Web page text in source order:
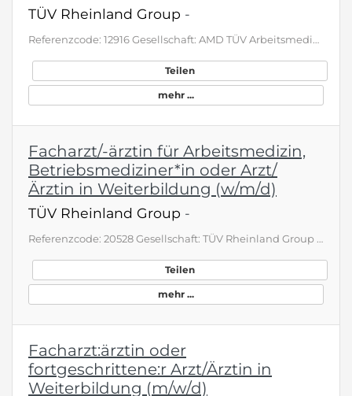
TÜV Rheinland Group -
Referenzcode: 12916 Gesellschaft: AMD TÜV Arbeitsmedizinische Dienste GmbH Die Begeisterung für zukunftsweisende Lösungen teilen wir mit über 28.000 Menschen rund um den Globus. Bei TÜV Rheinland können Sie Ihr Wissen eigenverantwortlich einbringen und sich dabei persönlich immer weiter entwickeln. Wir sind ein Team aus hochqualifizierten Expertinnen und Experten, die sich verantwortungsvollen Herausforderungen stellen, um das Leben mit wertvollen Leistungen zu bereichern. Und wir alle lieben, …
Teilen
mehr ...
Facharzt/-ärztin für Arbeitsmedizin,
Betriebsmediziner*in oder Arzt/
Ärztin in Weiterbildung (w/m/d)
TÜV Rheinland Group -
Referenzcode: 20528 Gesellschaft: TÜV Rheinland Group Die Begeisterung für zukunftsweisende Lösungen teilen wir mit über 28.000 Menschen rund um den Globus. Bei TÜV Rheinland können Sie Ihr Wissen eigenverantwortlich einbringen und sich dabei persönlich immer weiter entwickeln. Wir sind ein Team aus hochqualifizierten Expertinnen und Experten, die sich verantwortungsvollen Herausforderungen stellen, um das Leben mit wertvollen Leistungen zu bereichern. Und wir alle lieben, was wir tun. Wenn auc…
Teilen
mehr ...
Facharzt:ärztin oder
fortgeschrittene:r Arzt/Ärztin in
Weiterbildung (m/w/d)